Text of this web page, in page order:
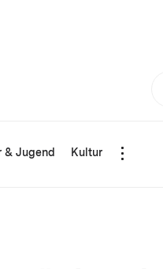
& Jugend Kultur